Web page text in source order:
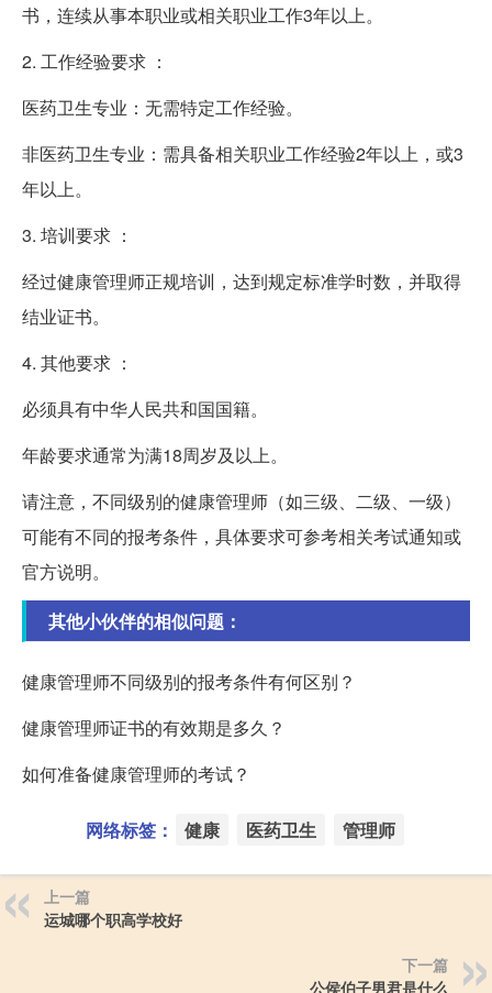
书，连续从事本职业或相关职业工作3年以上。
2. 工作经验要求 ：
医药卫生专业：无需特定工作经验。
非医药卫生专业：需具备相关职业工作经验2年以上，或3
年以上。
3. 培训要求 ：
经过健康管理师正规培训，达到规定标准学时数，并取得
结业证书。
4. 其他要求 ：
必须具有中华人民共和国国籍。
年龄要求通常为满18周岁及以上。
请注意，不同级别的健康管理师（如三级、二级、一级）
可能有不同的报考条件，具体要求可参考相关考试通知或
官方说明。
其他小伙伴的相似问题：
健康管理师不同级别的报考条件有何区别？
健康管理师证书的有效期是多久？
如何准备健康管理师的考试？
网络标签： 健康 医药卫生 管理师
上一篇
运城哪个职高学校好
下一篇
公侯伯子男君是什么